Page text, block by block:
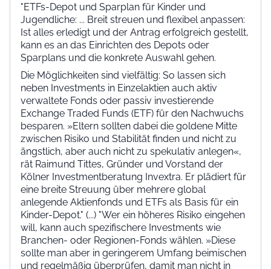
"ETFs-Depot und Sparplan für Kinder und
Jugendliche: ... Breit streuen und flexibel anpassen:
Ist alles erledigt und der Antrag erfolgreich gestellt,
kann es an das Einrichten des Depots oder
Sparplans und die konkrete Auswahl gehen.
Die Möglichkeiten sind vielfältig: So lassen sich
neben Investments in Einzelaktien auch aktiv
verwaltete Fonds oder passiv investierende
Exchange Traded Funds (ETF) für den Nachwuchs
besparen. »Eltern sollten dabei die goldene Mitte
zwischen Risiko und Stabilität finden und nicht zu
ängstlich, aber auch nicht zu spekulativ anlegen«,
rät Raimund Tittes, Gründer und Vorstand der
Kölner Investmentberatung Invextra. Er plädiert für
eine breite Streuung über mehrere global
anlegende Aktienfonds und ETFs als Basis für ein
Kinder-Depot." (...) "Wer ein höheres Risiko eingehen
will, kann auch spezifischere Investments wie
Branchen- oder Regionen-Fonds wählen. »Diese
sollte man aber in geringerem Umfang beimischen
und regelmäßig überprüfen, damit man nicht in